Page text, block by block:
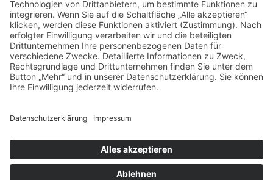
VIELFALT
VIVANTES WEITERBILDUNG
WERTSCHÄTZUNG
WIEDEREINSTIEG
WISSENSCHAFT
WISSENSWERT
ZEITARBEIT
Impressum bkgev.de |
Datenschutzbestimmungen bkgev.de|
Cookie-
Einstellungenpflege@bkgev.de